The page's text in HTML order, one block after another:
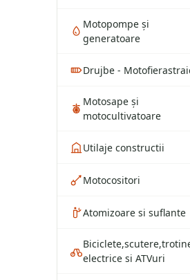
Motopompe și
generatoare
Drujbe -
Motosape și
motocultivatoare
Utilaje constructii
Motocositori
Atomizoare si suflante
electrice si ATVuri